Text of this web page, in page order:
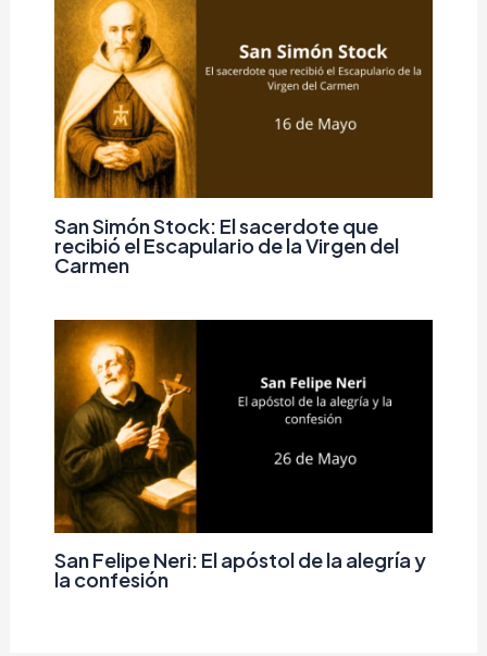
San Simón Stock: El sacerdote que
recibió el Escapulario de la Virgen del
Carmen
San Felipe Neri: El apóstol de la alegría y
la confesión